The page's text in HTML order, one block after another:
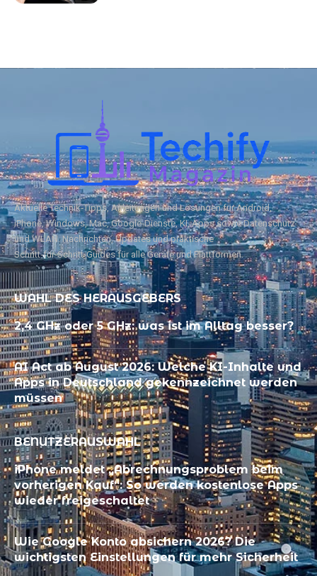
Aktuelle Technik‑Tipps, Anleitungen und Lösungen für Android,
iPhone, Windows, Mac, Google‑Dienste, KI, Apps sowie Datenschutz
und WLAN. Nachrichten, Updates und praktische
Schritt‑für‑Schritt‑Guides für alle Geräte und Plattformen.
WAHL DES HERAUSGEBERS
2,4 GHz oder 5 GHz: was ist im Alltag besser?
AI Act ab August 2026: Welche KI-Inhalte und
Apps in Deutschland gekennzeichnet werden
müssen
BENUTZERAUSWAHL
iPhone meldet „Abrechnungsproblem beim
vorherigen Kauf“: So werden kostenlose Apps
wieder freigeschaltet
Wie Google Konto absichern 2026? Die
wichtigsten Einstellungen für mehr Sicherheit